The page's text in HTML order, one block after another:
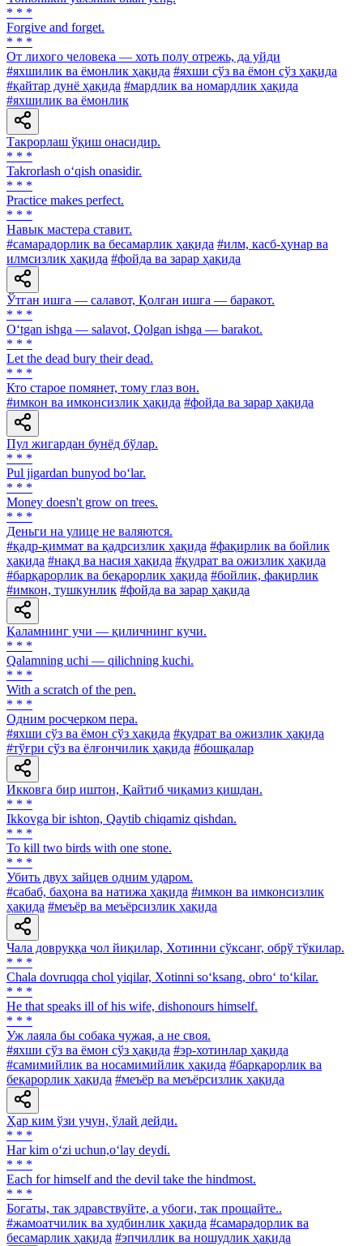
* * *
Forgive and forget.
* * *
От лихого человека — хоть полу отрежь, да уйди
#яхшилик ва ёмонлик ҳақида #яхши сўз ва ёмон сўз ҳақида
#қайтар дунё ҳақида #мардлик ва номардлик ҳақида
#яхшилик ва ёмонлик
Такрорлаш ўқиш онасидир.
* * *
Takrorlash o‘qish onasidir.
* * *
Practice makes perfect.
* * *
Навык мастера ставит.
#самарадорлик ва бесамарлик ҳақида #илм, касб-ҳунар ва
илмсизлик ҳақида #фойда ва зарар ҳақида
Ўтган ишга — салавот, Қолган ишга — баракот.
* * *
O‘tgan ishga — salavot, Qolgan ishga — barakot.
* * *
Let the dead bury their dead.
* * *
Кто старое помянет, тому глаз вон.
#имкон ва имконсизлик ҳақида #фойда ва зарар ҳақида
Пул жигардан бунёд бўлар.
* * *
Pul jigardan bunyod bo‘lar.
* * *
Money doesn't grow on trees.
* * *
Деньги на улице не валяются.
#қадр-қиммат ва қадрсизлик ҳақида #фақирлик ва бойлик
ҳақида #нақд ва насия ҳақида #қудрат ва ожизлик ҳақида
#барқарорлик ва беқарорлик ҳақида #бойлик, фақирлик
#имкон, тушкунлик #фойда ва зарар ҳақида
Қаламнинг учи — қиличнинг кучи.
* * *
Qalamning uchi — qilichning kuchi.
* * *
With a scratch of the pen.
* * *
Одним росчерком пера.
#яхши сўз ва ёмон сўз ҳақида #қудрат ва ожизлик ҳақида
#тўғри сўз ва ёлғончилик ҳақида #бошқалар
Икковга бир иштон, Қайтиб чиқамиз қишдан.
* * *
Ikkovga bir ishton, Qaytib chiqamiz qishdan.
* * *
To kill two birds with one stone.
* * *
Убить двух зайцев одним ударом.
#сабаб, баҳона ва натижа ҳақида #имкон ва имконсизлик
ҳақида #меъёр ва меъёрсизлик ҳақида
Чала довруққа чол йиқилар, Хотинни сўксанг, обрў тўкилар.
* * *
Chala dovruqqa chol yiqilar, Xotinni so‘ksang, obro‘ to‘kilar.
* * *
He that speaks ill of his wife, dishonours himself.
* * *
Уж лаяла бы собака чужая, а не своя.
#яхши сўз ва ёмон сўз ҳақида #эр-хотинлар ҳақида
#самимийлик ва носамимийлик ҳақида #барқарорлик ва
беқарорлик ҳақида #меъёр ва меъёрсизлик ҳақида
Ҳар ким ўзи учун, ўлай дейди.
* * *
Har kim o‘zi uchun,o‘lay deydi.
* * *
Each for himself and the devil take the hindmost.
* * *
Богаты, так здравствуйте, а убоги, так прощайте..
#жамоатчилик ва худбинлик ҳақида #самарадорлик ва
бесамарлик ҳақида #эпчиллик ва ношудлик ҳақида